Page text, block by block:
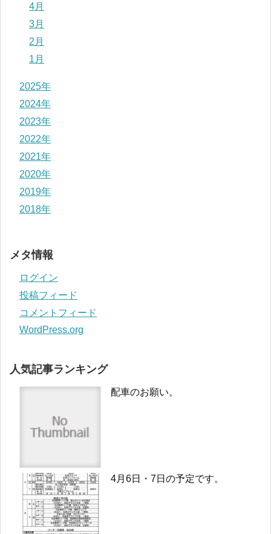
4月
3月
2月
1月
2025年
2024年
2023年
2022年
2021年
2020年
2019年
2018年
メタ情報
ログイン
投稿フィード
コメントフィード
WordPress.org
人気記事ランキング
配車のお願い。
4月6日・7日の予定です。